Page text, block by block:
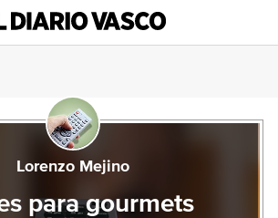
Lorenzo Mejino
para gourmets